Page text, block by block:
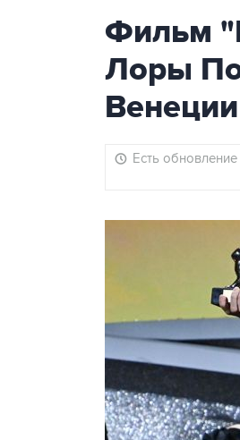
Фильм
Лоры
Венеции
Есть обновление